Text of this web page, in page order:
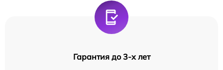
Гарантия до 3-х лет